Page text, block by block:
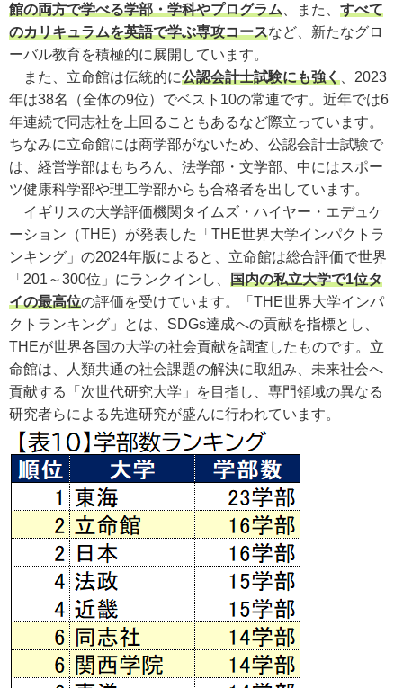
館の両方で学べる学部・学科やプログラム 、また、 すべて
のカリキュラムを英語で学ぶ専攻コースなど、新たなグロ
ーバル教育を積極的に展開しています。
また、立命館は伝統的に公認会計士試験にも強く 、2023
年は38名（全体の9位）でベスト10の常連です。近年では6
年連続で同志社を上回ることもあるなど際立っています。
ちなみに立命館には商学部がないため、公認会計士試験で
は、経営学部はもちろん、法学部・文学部、中にはスポー
ツ健康科学部や理工学部からも合格者を出しています。
イギリスの大学評価機関タイムズ・ハイヤー・エデュケ
ーション（THE）が発表した「THE世界大学インパクトラ
ンキング」の2024年版によると、立命館は総合評価で世界
「201～300位」にランクインし、 国内の私立大学で1位タ
イの最高位の評価を受けています。「THE世界大学インパ
クトランキング」とは、SDGs達成への貢献を指標とし、
THEが世界各国の大学の社会貢献を調査したものです。立
命館は、人類共通の社会課題の解決に取組み、未来社会へ
貢献する「次世代研究大学」を目指し、専門領域の異なる
研究者らによる先進研究が盛んに行われています。